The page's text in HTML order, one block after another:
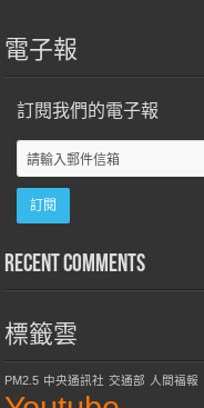
電子報
訂閱我們的電子報
Recent Comments
標籤雲
PM2.5 中央通訊社 交通部 人間福報